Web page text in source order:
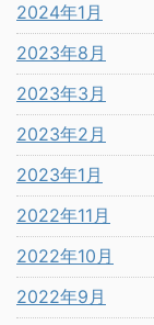
2024年1月
2023年8月
2023年3月
2023年2月
2023年1月
2022年11月
2022年10月
2022年9月